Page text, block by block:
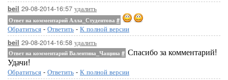
beil 29-08-2014-16:57 удалить
Ответ на комментарий Алла_Студентова #
Обратиться - Ответить - К полной версии
beil 29-08-2014-16:58 удалить
Ответ на комментарий Валентина_Чащина # Спасибо за комментарий!
Удачи!
Обратиться - Ответить - К полной версии